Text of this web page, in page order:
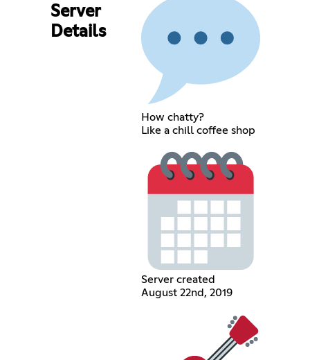
Server
Details
How chatty?
Like a chill coffee shop
Server created
August 22nd, 2019